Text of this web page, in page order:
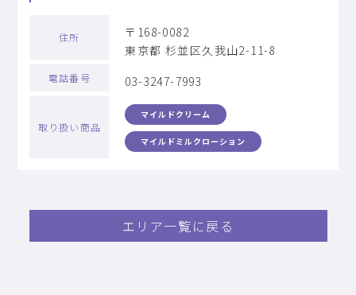
住所
〒168-0082
東京都 杉並区久我山2-11-8
電話番号 03-3247-7993
取り扱い商品
マイルドクリーム
マイルドミルクローション
エリア一覧に戻る